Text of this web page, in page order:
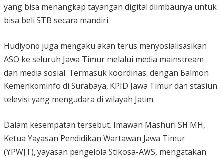
yang bisa menangkap tayangan digital diimbaunya untuk
bisa beli STB secara mandiri.
Hudiyono juga mengaku akan terus menyosialisasikan
ASO ke seluruh Jawa Timur melalui media mainstream
dan media sosial. Termasuk koordinasi dengan Balmon
Kemenkominfo di Surabaya, KPID Jawa Timur dan stasiun
televisi yang mengudara di wilayah Jatim.
Dalam kesempatan tersebut, Imawan Mashuri SH MH,
Ketua Yayasan Pendidikan Wartawan Jawa Timur
(YPWJT), yayasan pengelola Stikosa-AWS, mengatakan